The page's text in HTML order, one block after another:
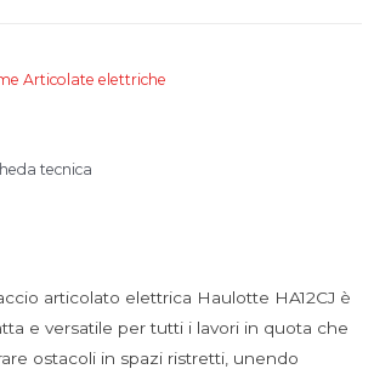
Articolate elettriche
tecnica
articolato elettrica Haulotte HA12CJ è
e versatile per tutti i lavori in quota che
ostacoli in spazi ristretti, unendo